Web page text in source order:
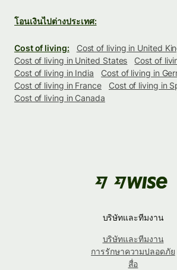
โอนเงินไปต่างประเทศ:
Cost of living:
Cost of living in United
Cost of living in United States
Cost of
Cost of living in India
Cost of living in
Cost of living in France
Cost of living in
Cost of living in Canada
บริษัทและทีมงาน
บริษัทและทีมงาน
การรักษาความปลอดภัย
สื่อ